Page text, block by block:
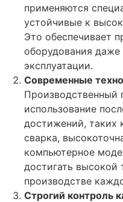
применяются
устойчивые к
Это обеспечивает
оборудования даже
эксплуатации.
Современные
Производственный
использование
достижений, таких
сварка,
компьютерное
достигать высокой
производстве
Строгий контроль